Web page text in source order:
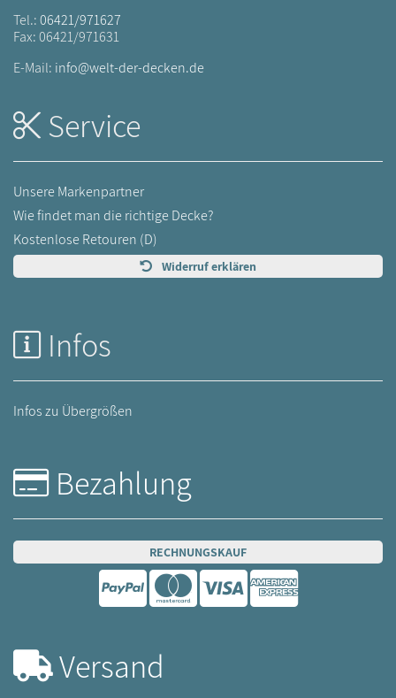
Tel.:06421/971627
Fax: 06421/971631
E-Mail: info@welt-der-decken.de
Service
Unsere Markenpartner
Wie findet man die richtige Decke?
Kostenlose Retouren (D)
Widerruf erklären
Infos
Infos zu Übergrößen
Bezahlung
RECHNUNGSKAUF
Versand